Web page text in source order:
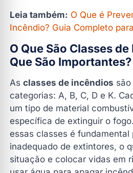
Incêndios em óleos e gorduras
Classe A: Materiais
Classe B: Líquidos
Classe C: Equipamentos
Classe D: Metais Inflamáveis
Classe K: Óleos e Gorduras
Como Escolher o Extintor
Incêndio
Erros Comuns ao Combater
FAQ: Perguntas Frequentes
Incêndios
Leia também: O Que é
Incêndio? Guia Completo
O Que São Classes
Que São Importantes?
As classes de incêndios
categorias: A, B, C, D e K.
um tipo de material
específica de extinguir o
essas classes é
inadequado de extintores, o
situação e colocar vidas em